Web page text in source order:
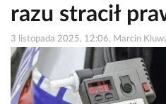
razu stracił
3 listopada 2025, 12:06, Marcin